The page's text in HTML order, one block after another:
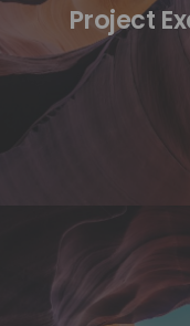
Project